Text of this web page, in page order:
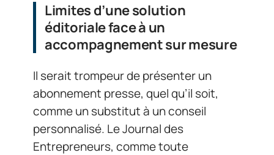
Limites d’une solution
éditoriale face à un
accompagnement sur mesure
Il serait trompeur de présenter un
abonnement presse, quel qu’il soit,
comme un substitut à un conseil
personnalisé. Le Journal des
Entrepreneurs, comme toute